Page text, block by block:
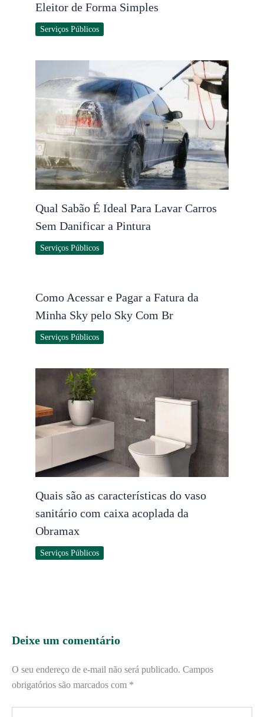
Eleitor de Forma Simples
Serviços Públicos
Qual Sabão É Ideal Para Lavar Carros
Sem Danificar a Pintura
Serviços Públicos
Como Acessar e Pagar a Fatura da
Minha Sky pelo Sky Com Br
Serviços Públicos
Quais são as características do vaso
sanitário com caixa acoplada da
Obramax
Serviços Públicos
Deixe um comentário
O seu endereço de e-mail não será publicado. Campos
obrigatórios são marcados com *